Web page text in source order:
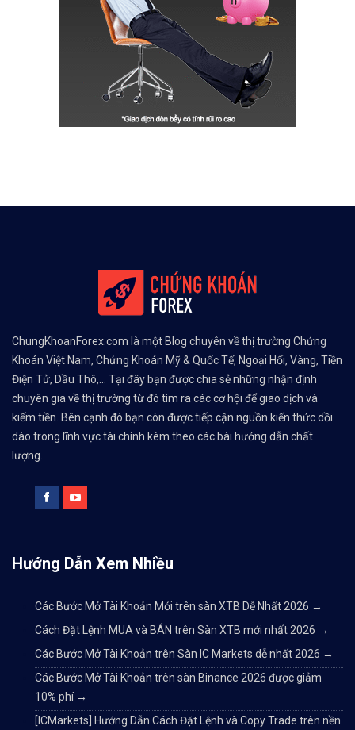
ChungKhoanForex.com là một Blog chuyên về thị trường Chứng
Khoán Việt Nam, Chứng Khoán Mỹ & Quốc Tế, Ngoại Hối, Vàng, Tiền
Điện Tử, Dầu Thô,... Tại đây bạn được chia sẻ những nhận định
chuyên gia về thị trường từ đó tìm ra các cơ hội để giao dịch và
kiếm tiền. Bên cạnh đó bạn còn được tiếp cận nguồn kiến thức dồi
dào trong lĩnh vực tài chính kèm theo các bài hướng dẫn chất
lượng.
Hướng Dẫn Xem Nhiều
Các Bước Mở Tài Khoản Mới trên sàn XTB Dễ Nhất 2026 →
Cách Đặt Lệnh MUA và BÁN trên Sàn XTB mới nhất 2026 →
Các Bước Mở Tài Khoản trên Sàn IC Markets dễ nhất 2026 →
Các Bước Mở Tài Khoản trên sàn Binance 2026 được giảm
10% phí →
[ICMarkets] Hướng Dẫn Cách Đặt Lệnh và Copy Trade trên nền